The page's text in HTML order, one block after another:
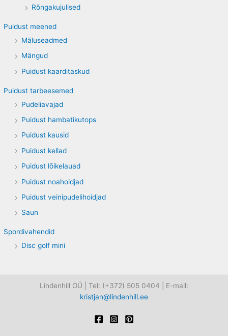
Rõngakujulised
Puidust meened
Mäluseadmed
Mängud
Puidust kaarditaskud
Puidust tarbeesemed
Pudeliavajad
Puidust hambatikutops
Puidust kausid
Puidust kellad
Puidust lõikelauad
Puidust noahoidjad
Puidust veinipudelihoidjad
Saun
Spordivahendid
Disc golf mini
Lindenhill OÜ | Tel: (+372) 505 0404 | E-mail:
kristjan@lindenhill.ee